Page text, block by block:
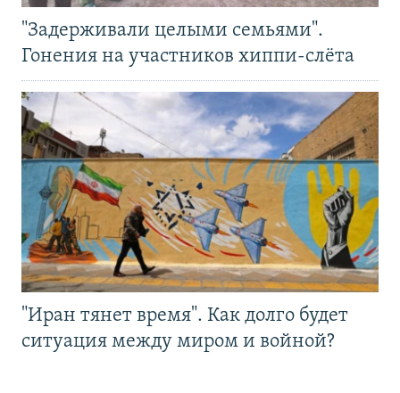
"Задерживали целыми семьями".
Гонения на участников хиппи-слёта
"Иран тянет время". Как долго будет
ситуация между миром и войной?